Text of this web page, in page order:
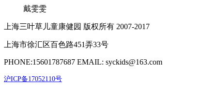
戴雯雯
上海三叶草儿童康健园 版权所有 2007-2017
上海市徐汇区百色路451弄33号
PHONE:15601787687 EMAIL: syckids@163.com
沪ICP备17052110号